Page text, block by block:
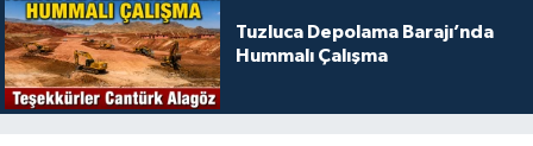
Tuzluca Depolama Barajı’nda
Hummalı Çalışma